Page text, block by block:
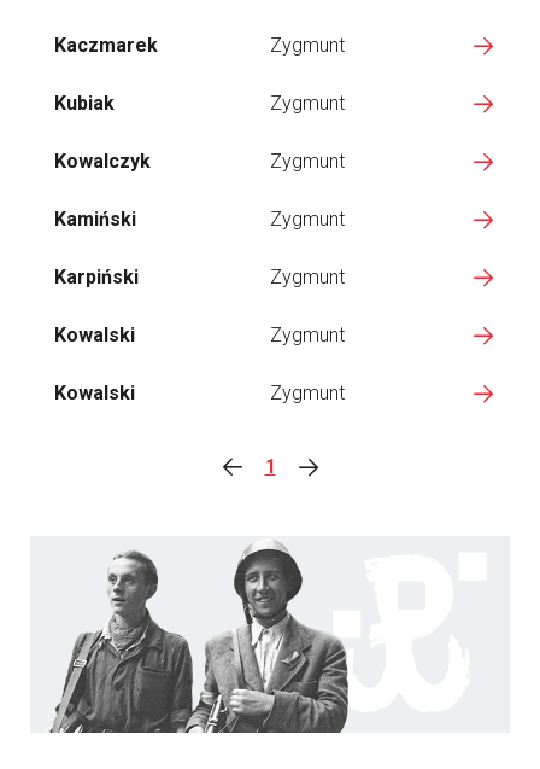
Kaczmarek Zygmunt
Kubiak Zygmunt
Kowalczyk Zygmunt
Kamiński Zygmunt
Karpiński Zygmunt
Kowalski Zygmunt
Kowalski Zygmunt
1